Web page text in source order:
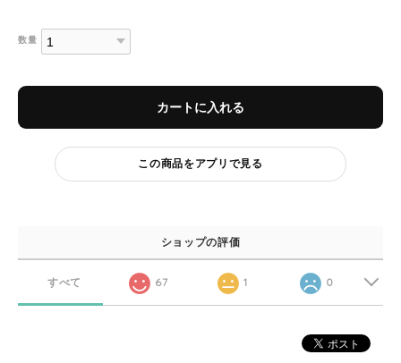
数量
カートに入れる
この商品をアプリで見る
ショップの評価
すべて 67 1 0